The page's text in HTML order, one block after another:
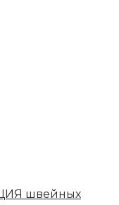
швейных